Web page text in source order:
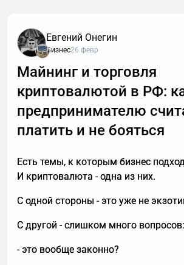
интересны кредиты, консультации
Если вы тревожитесь упустить
важный разговор, например, ждете
расскажу, почему стоит
звонки мне.
Евгений Онегин
Бизнес26 февр
Майнинг и торговля
криптовалютой в РФ:
предпринимателю
платить и не бояться
Есть темы, к которым бизнес
И криптовалюта - одна из них.
С одной стороны - это уже не
С другой - слишком много вопросов:
- это вообще законно?